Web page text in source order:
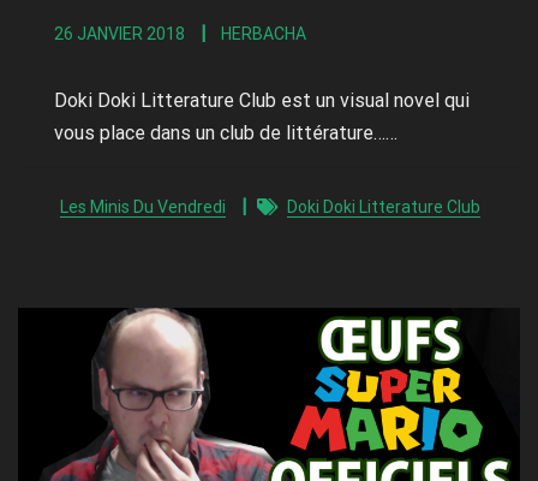
26 JANVIER 2018 HERBACHA
Doki Doki Litterature Club est un visual novel qui
vous place dans un club de littérature……
Les Minis Du Vendredi Doki Doki Litterature Club